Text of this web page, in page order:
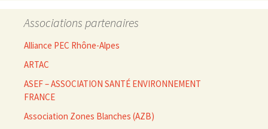
Associations partenaires
Alliance PEC Rhône-Alpes
ARTAC
ASEF – ASSOCIATION SANTÉ ENVIRONNEMENT
FRANCE
Association Zones Blanches (AZB)